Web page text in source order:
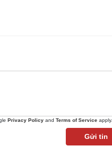
Privacy Policy and Terms of Service apply.
Gửi tin